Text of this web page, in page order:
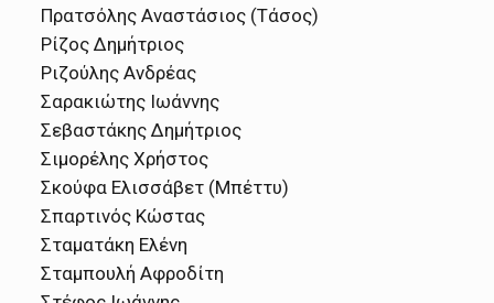
Πρατσόλης Αναστάσιος (Τάσος)
Ρίζος Δημήτριος
Ριζούλης Ανδρέας
Σαρακιώτης Ιωάννης
Σεβαστάκης Δημήτριος
Σιμορέλης Χρήστος
Σκούφα Ελισσάβετ (Μπέττυ)
Σπαρτινός Κώστας
Σταματάκη Ελένη
Σταμπουλή Αφροδίτη